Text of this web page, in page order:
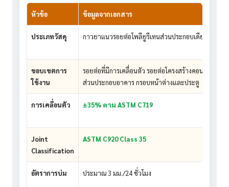
หัวข้อ ข้อมูลจากเอกสาร
ประเภทวัสดุ กาวยาแนวรอยต่อโพลียูรีเทนส่วนประกอบเดียว i-
ขอบเขตการ
ใช้งาน
รอยต่อที่มีการเคลื่อนตัว รอยต่อโครงสร้างคอนกรีตทั่วไ
ส่วนประกอบอาคาร กรอบหน้าต่างและประตู
การเคลื่อนตัว ±35% ตาม ASTM C719
Joint
Classification
ASTM C920 Class 35
อัตราการบ่ม ประมาณ 3 มม./24 ชั่วโมง